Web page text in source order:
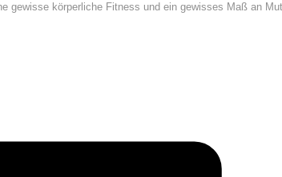
gewisse körperliche Fitness und ein gewisses Maß an